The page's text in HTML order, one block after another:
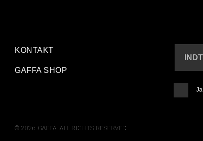
KONTAKT
GAFFA SHOP
© 2026 GAFFA. ALL RIGHTS RESERVED